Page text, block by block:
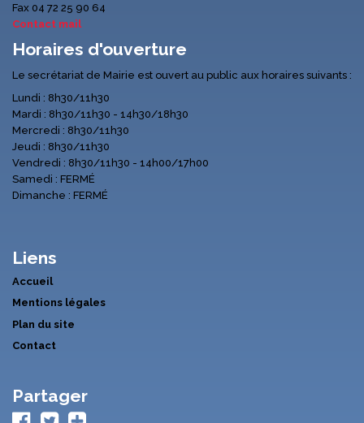
Fax 04 72 25 90 64
Contact mail
Horaires d'ouverture
Le secrétariat de Mairie est ouvert au public aux horaires suivants :
Lundi : 8h30/11h30
Mardi : 8h30/11h30 - 14h30/18h30
Mercredi : 8h30/11h30
Jeudi : 8h30/11h30
Vendredi : 8h30/11h30 - 14h00/17h00
Samedi : FERMÉ
Dimanche : FERMÉ
Liens
Accueil
Mentions légales
Plan du site
Contact
Partager